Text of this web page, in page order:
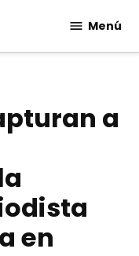
Menú
a
en